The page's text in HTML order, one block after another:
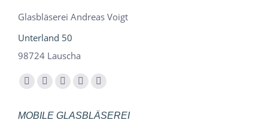
Glasbläserei Andreas Voigt
Unterland 50
98724 Lauscha
Finden Sie uns auf:
Facebook
opens
YouTube
opens
Instagram
opens
E-
page
Whatsapp
opens
MOBILE GLASBLÄSEREI